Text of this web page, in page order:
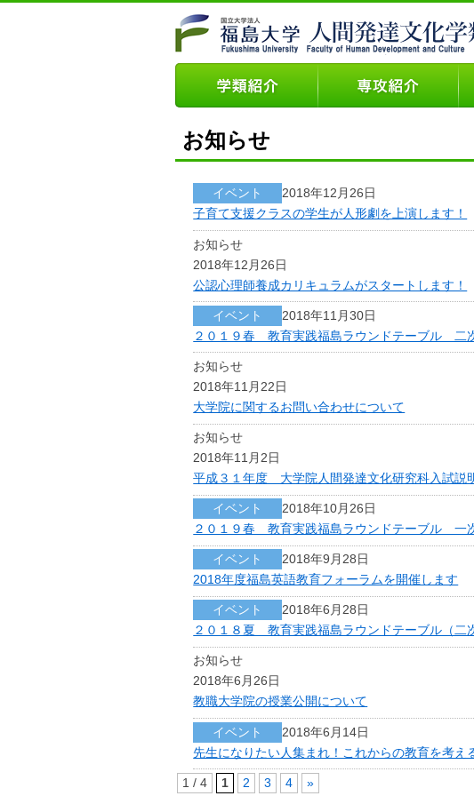
お知らせ
イベント
2018年12月26日
子育て支援クラスの学生が人形劇を上演します！
お知らせ
2018年12月26日
公認心理師養成カリキュラムがスタートします！
イベント
2018年11月30日
２０１９春 教育実践福島ラウンドテーブル 二
お知らせ
2018年11月22日
大学院に関するお問い合わせについて
お知らせ
2018年11月2日
平成３１年度 大学院人間発達文化研究科入試説
イベント
2018年10月26日
２０１９春 教育実践福島ラウンドテーブル 一
イベント
2018年9月28日
2018年度福島英語教育フォーラムを開催します
イベント
2018年6月28日
２０１８夏 教育実践福島ラウンドテーブル（二
お知らせ
2018年6月26日
教職大学院の授業公開について
イベント
2018年6月14日
先生になりたい人集まれ！これからの教育を考
1 / 4 1 2 3 4 »